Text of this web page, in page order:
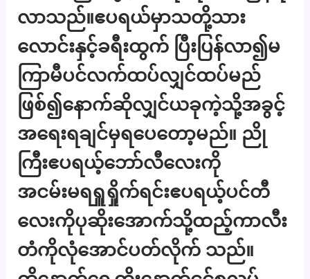
လာသည်။ဧပရယ်မှာသတို့သား
လောင်းနှင့်ခရီးထွက် ပြီးပြန်လာ၍မ
ကြာမီပင်လက်ထပ်လျှင်ထပ်မည်
ဖြစ်၍နောက်ဆိုလျှင်ယခုကဲ့သို့အခွင့်
အရေးရချင်မှရပေတော့မည်။ ညို
ကြီးဧပရယ့်ဘော်လီလေးကို
အငမ်းမရရှူရှိုက်ရင်းဧပရယ့်ပင်တီ
လေးကိုပုဆိုးအောက်သို့ထည့်ကာလီး
တံကိုလုံအောင်ပတ်လိုက် သည်။